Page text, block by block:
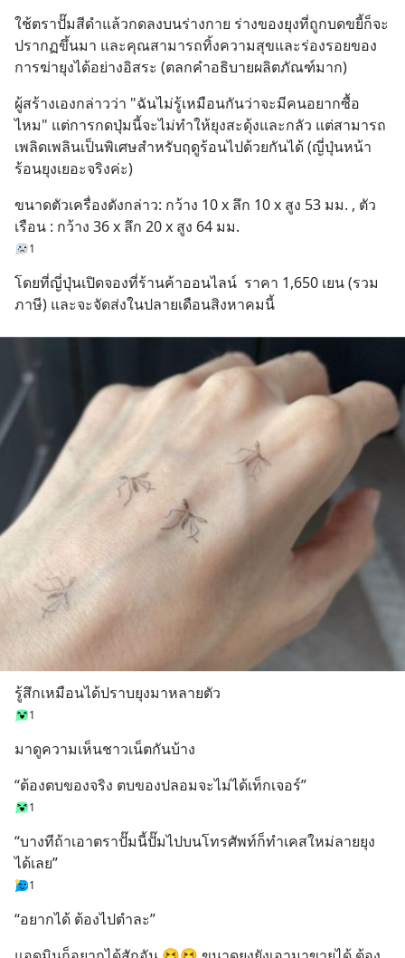
ใช้ตราปั๊มสีดำแล้วกดลงบนร่างกาย ร่างของยุงที่ถูกบดขยี้ก็จะ
ปรากฏขึ้นมา และคุณสามารถทิ้งความสุขและร่องรอยของ
การฆ่ายุงได้อย่างอิสระ (ตลกคำอธิบายผลิตภัณฑ์มาก)
ผู้สร้างเองกล่าวว่า "ฉันไม่รู้เหมือนกันว่าจะมีคนอยากซื้อ
ไหม" แต่การกดปุ่มนี้จะไม่ทำให้ยุงสะดุ้งและกลัว แต่สามารถ
เพลิดเพลินเป็นพิเศษสำหรับฤดูร้อนไปด้วยกันได้ (ญี่ปุ่นหน้า
ร้อนยุงเยอะจริงค่ะ)
ขนาดตัวเครื่องดังกล่าว: กว้าง 10 x ลึก 10 x สูง 53 มม. , ตัว
เรือน : กว้าง 36 x ลึก 20 x สูง 64 มม.
1
โดยที่ญี่ปุ่นเปิดจองที่ร้านค้าออนไลน์  ราคา 1,650 เยน (รวม
ภาษี) และจะจัดส่งในปลายเดือนสิงหาคมนี้
รู้สึกเหมือนได้ปราบยุงมาหลายตัว
1
มาดูความเห็นชาวเน็ตกันบ้าง
“ต้องตบของจริง ตบของปลอมจะไม่ได้เท็กเจอร์”
1
“บางทีถ้าเอาตราปั๊มนี้ปั๊มไปบนโทรศัพท์ก็ทำเคสใหม่ลายยุง
ได้เลย”
1
“อยากได้ ต้องไปตำละ”